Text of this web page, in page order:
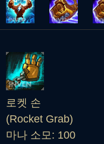
로켓 손
(Rocket Grab)
마나 소모: 100